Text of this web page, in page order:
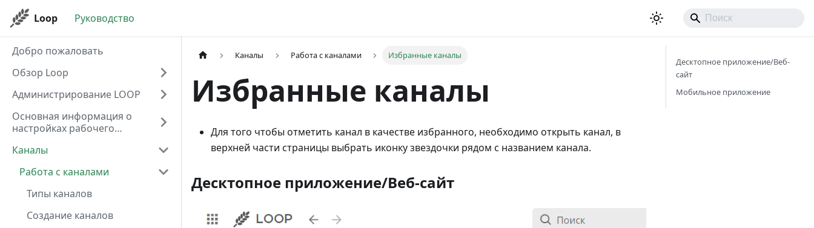
Loop Руководство
Добро пожаловать
Обзор Loop
Администрирование LOOP
Основная информация о
настройках рабочего
Каналы
Работа с каналами
Типы каналов
Создание каналов
Каналы Работа с каналами Избранные каналы
Избранные каналы
Для того чтобы отметить канал в качестве избранного, необходимо открыть канал, в
верхней части страницы выбрать иконку звездочки рядом с названием канала.
Десктопное приложение/Веб-сайт
Десктопное приложение/Веб-
сайт
Мобильное приложение